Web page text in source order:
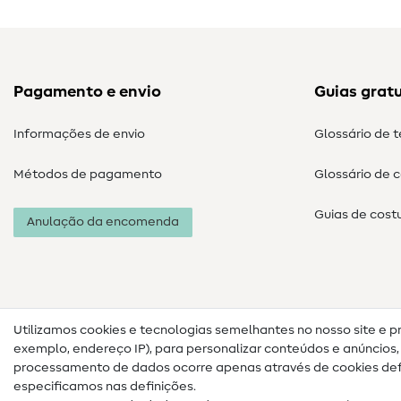
Pagamento e envio
Informações de envio
Métodos de pagamento
Anulação da encomenda
Guias
Glossário de
Glossário de
Guias de
Utilizamos cookies e tecnologias semelhantes no nosso site e
exemplo, endereço IP), para personalizar conteúdos e
processamento de dados ocorre apenas através de cookies
especificamos nas definições.
Informações legais Proteção de dados